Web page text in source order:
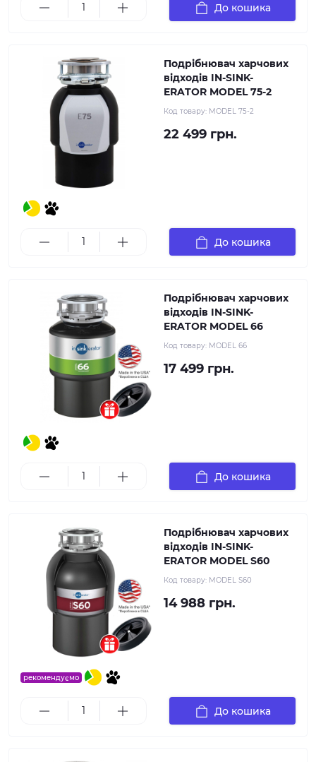
До кошика
Подрібнювач харчових
відходів IN-SINK-
ERATOR MODEL 75-2
Код товару: MODEL 75-2
22 499 грн.
До кошика
Подрібнювач харчових
відходів IN-SINK-
ERATOR MODEL 66
Код товару: MODEL 66
17 499 грн.
До кошика
рекомендуємо
Подрібнювач харчових
відходів IN-SINK-
ERATOR MODEL S60
Код товару: MODEL S60
14 988 грн.
До кошика